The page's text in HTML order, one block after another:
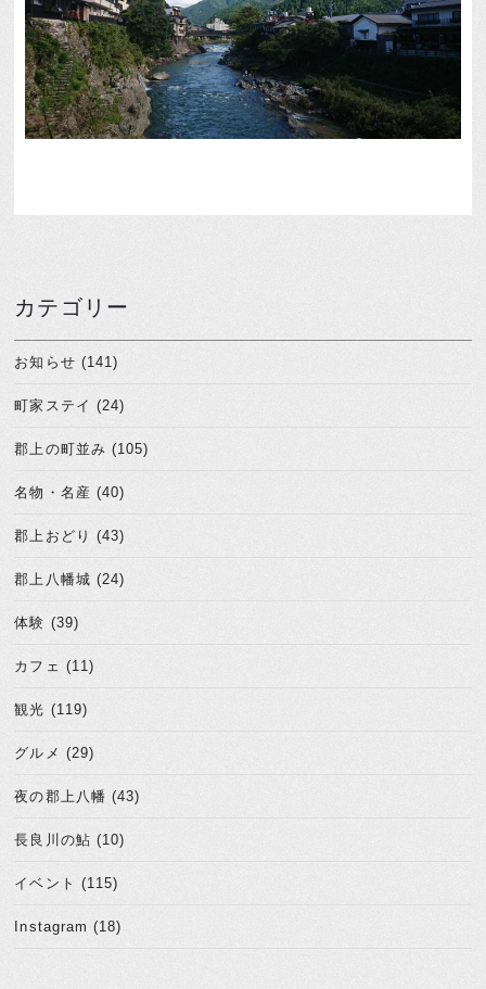
カテゴリー
お知らせ (141)
町家ステイ (24)
郡上の町並み (105)
名物・名産 (40)
郡上おどり (43)
郡上八幡城 (24)
体験 (39)
カフェ (11)
観光 (119)
グルメ (29)
夜の郡上八幡 (43)
長良川の鮎 (10)
イベント (115)
Instagram (18)